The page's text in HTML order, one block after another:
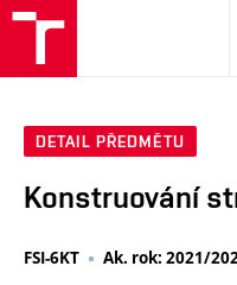
DETAIL PŘEDMĚTU
Konstruování
FSI-6KT Ak. rok: 2021/